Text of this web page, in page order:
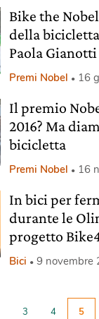
Bike the
della
Paola Gianotti
Premi Nobel 16
Il premio
2016? Ma
bicicletta
Premi Nobel 16
In bici per
durante le
progetto
Bici 9 novembre
3 4 5